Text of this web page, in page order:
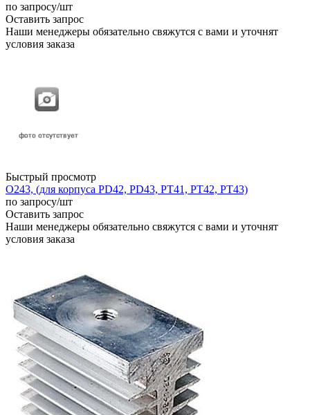
по запросу/шт
Оставить запрос
Наши менеджеры обязательно свяжутся с вами и уточнят
условия заказа
Быстрый просмотр
О243, (для корпуса PD42, PD43, PT41, PT42, PT43)
по запросу/шт
Оставить запрос
Наши менеджеры обязательно свяжутся с вами и уточнят
условия заказа